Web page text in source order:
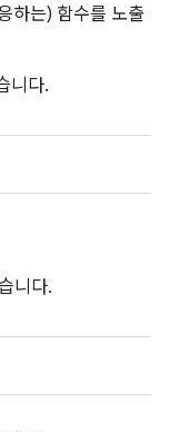
하는) 함수를 노출
니다.
니다.